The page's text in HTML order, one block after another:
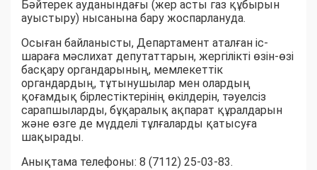
Бәйтерек ауданындағы (жер асты газ құбырын
ауыстыру) нысанына бару жоспарлануда.
Осыған байланысты, Департамент аталған іс-
шараға мәслихат депутаттарын, жергілікті өзін-өзі
басқару органдарының, мемлекеттік
органдардың, тұтынушылар мен олардың
қоғамдық бірлестіктерінің өкілдерін, тәуелсіз
сарапшыларды, бұқаралық ақпарат құралдарын
және өзге де мүдделі тұлғаларды қатысуға
шақырады.
Анықтама телефоны: 8 (7112) 25-03-83.